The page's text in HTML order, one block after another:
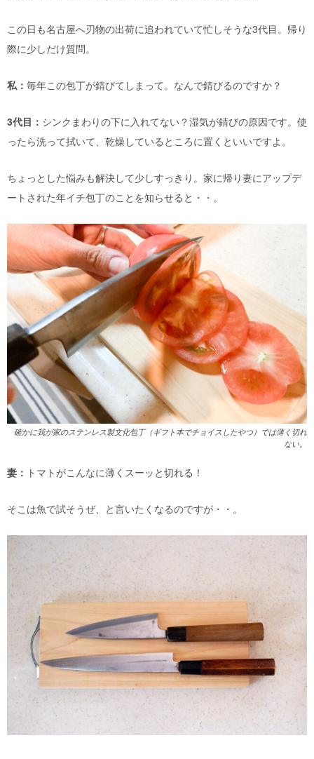
この日も名古屋へ刃物の出荷に追われていて忙しそうな3代目。帰り
際に少しだけ質問。
私： 毎年この包丁が錆びてしまって。なんで錆びるのですか？
3代目： シンクまわりの下に入れてない？湿気が錆びの原因です。使
ったら洗って拭いて、乾燥しているところに置くといいですよ。
ちょっとした悩みも解決して少しすっきり。家に帰り妻にアップデ
ートされた年イチ包丁のことを知らせると・・。
確かに我が家のステンレス製文化包丁（ギフト本でチョイスしたやつ）では薄く切れ
ない。
妻： トマトがこんなに薄くスーッと切れる！
そこは魚で試そうぜ、と言いたくなるのですが・・。